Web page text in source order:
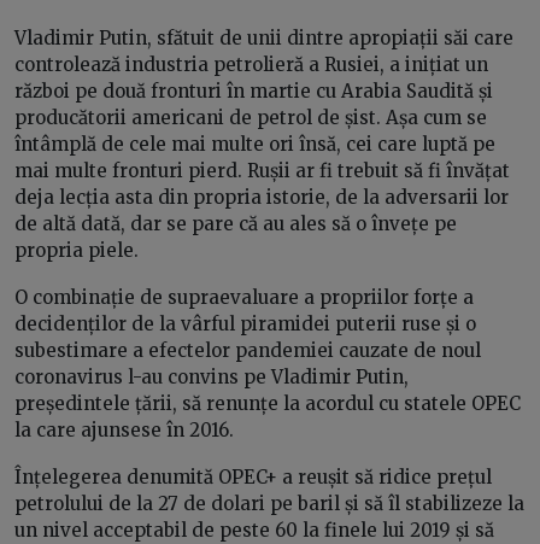
Vladimir Putin, sfătuit de unii dintre apropiații săi care
controlează industria petrolieră a Rusiei, a inițiat un
război pe două fronturi în martie cu Arabia Saudită și
producătorii americani de petrol de șist. Așa cum se
întâmplă de cele mai multe ori însă, cei care luptă pe
mai multe fronturi pierd. Rușii ar fi trebuit să fi învățat
deja lecția asta din propria istorie, de la adversarii lor
de altă dată, dar se pare că au ales să o învețe pe
propria piele.
O combinație de supraevaluare a propriilor forțe a
decidenților de la vârful piramidei puterii ruse și o
subestimare a efectelor pandemiei cauzate de noul
coronavirus l-au convins pe Vladimir Putin,
președintele țării, să renunțe la acordul cu statele OPEC
la care ajunsese în 2016.
Înțelegerea denumită OPEC+ a reușit să ridice prețul
petrolului de la 27 de dolari pe baril și să îl stabilizeze la
un nivel acceptabil de peste 60 la finele lui 2019 și să